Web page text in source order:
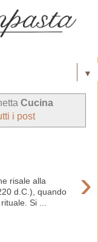
▼
Cucina
i post
›
risale alla
d.C.), quando
Si ...